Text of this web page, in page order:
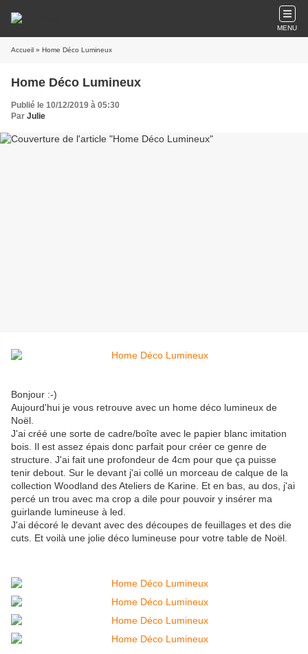
MENU
Accueil » Home Déco Lumineux
Home Déco Lumineux
Publié le 10/12/2019 à 05:30
Par Julie
Bonjour :-)
Aujourd'hui je vous retrouve avec un home déco lumineux de
Noël.
J'ai créé une sorte de cadre/boîte avec le papier blanc imitation
bois. Il est assez épais donc parfait pour créer ce genre de
structure. J'ai fait une profondeur de 4cm pour que ça puisse
tenir debout. Sur le devant j'ai collé un morceau de calque de la
collection Woodland des Ateliers de Karine. Et en bas, au dos, j'ai
percé un trou avec ma crop a dile pour pouvoir y insérer ma
guirlande lumineuse à led.
J'ai décoré le devant avec des découpes de feuillages et des die
cuts. Et voilà une jolie déco lumineuse pour votre table de Noël.